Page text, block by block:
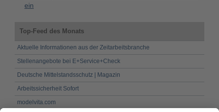
ein
Top-Feed des Monats
Aktuelle Informationen aus der Zeitarbeitsbranche
Stellenangebote bei E+Service+Check
Deutsche Mittelstandsschutz | Magazin
Arbeitssicherheit Sofort
modelvita.com